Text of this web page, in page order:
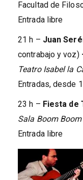
Facultad de
Entrada libre
21 h – Juan
contrabajo y voz)
Teatro Isabel la
Entradas, desde
23 h – Fiesta de
Sala Boom
Entrada libre